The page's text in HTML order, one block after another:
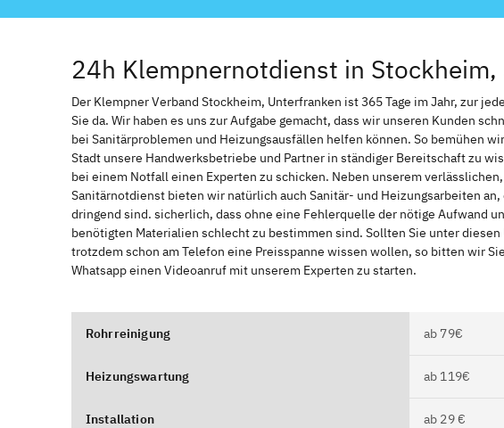
24h Klempnernotdienst in
Der Klempner Verband Stockheim, Unterfranken ist 365 Tage im Jahr, zur
Sie da. Wir haben es uns zur Aufgabe gemacht, dass wir unseren Kunden
bei Sanitärproblemen und Heizungsausfällen helfen können. So bemühen
Stadt unsere Handwerksbetriebe und Partner in ständiger Bereitschaft zu
bei einem Notfall einen Experten zu schicken. Neben unserem
Sanitärnotdienst bieten wir natürlich auch Sanitär- und Heizungsarbeiten
dringend sind. sicherlich, dass ohne eine Fehlerquelle der nötige Aufwand
benötigten Materialien schlecht zu bestimmen sind. Sollten Sie unter diesen
trotzdem schon am Telefon eine Preisspanne wissen wollen, so bitten wir
Whatsapp einen Videoanruf mit unserem Experten zu starten.
Rohrreinigung ab 79€
Heizungswartung ab 119€
Installation ab 29 €